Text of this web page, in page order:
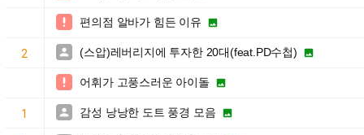
 편의점 알바가 힘든 이유 
2  (스압)레버리지에 투자한 20대(feat.PD수첩) 
 어휘가 고풍스러운 아이돌 
1  감성 낭낭한 도트 풍경 모음 